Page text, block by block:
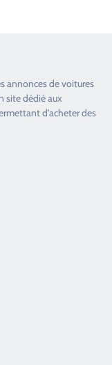
annonces devoitures
site dédié aux
d’acheter des